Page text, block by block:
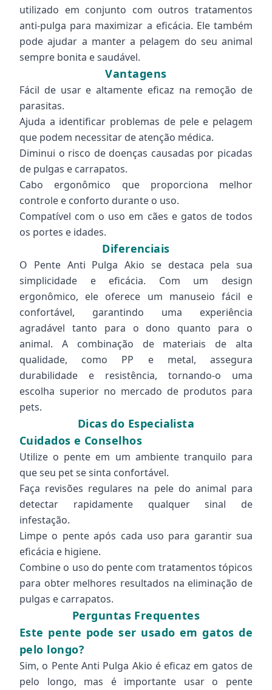
utilizado em conjunto com outros tratamentos
anti-pulga para maximizar a eficácia. Ele também
pode ajudar a manter a pelagem do seu animal
sempre bonita e saudável.
Vantagens
Fácil de usar e altamente eficaz na remoção de
parasitas.
Ajuda a identificar problemas de pele e pelagem
que podem necessitar de atenção médica.
Diminui o risco de doenças causadas por picadas
de pulgas e carrapatos.
Cabo ergonômico que proporciona melhor
controle e conforto durante o uso.
Compatível com o uso em cães e gatos de todos
os portes e idades.
Diferenciais
O Pente Anti Pulga Akio se destaca pela sua
simplicidade e eficácia. Com um design
ergonômico, ele oferece um manuseio fácil e
confortável, garantindo uma experiência
agradável tanto para o dono quanto para o
animal. A combinação de materiais de alta
qualidade, como PP e metal, assegura
durabilidade e resistência, tornando-o uma
escolha superior no mercado de produtos para
pets.
Dicas do Especialista
Cuidados e Conselhos
Utilize o pente em um ambiente tranquilo para
que seu pet se sinta confortável.
Faça revisões regulares na pele do animal para
detectar rapidamente qualquer sinal de
infestação.
Limpe o pente após cada uso para garantir sua
eficácia e higiene.
Combine o uso do pente com tratamentos tópicos
para obter melhores resultados na eliminação de
pulgas e carrapatos.
Perguntas Frequentes
Este pente pode ser usado em gatos de
pelo longo?
Sim, o Pente Anti Pulga Akio é eficaz em gatos de
pelo longo, mas é importante usar o pente